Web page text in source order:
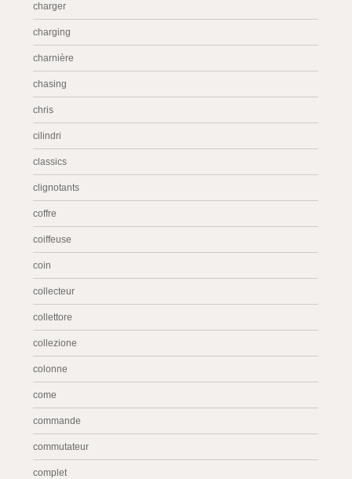
charger
charging
charnière
chasing
chris
cilindri
classics
clignotants
coffre
coiffeuse
coin
collecteur
collettore
collezione
colonne
come
commande
commutateur
complet